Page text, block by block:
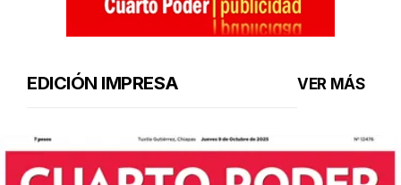
EDICIÓN IMPRESA VER MÁS